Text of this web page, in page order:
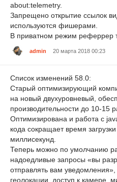
about:telemetry.
Запрещено открытие ссылок
используются фишерами.
В приватном режим реферрер
admin 20 марта 2018 00:23
Список изменений 58.0:
Старый оптимизирующий
на новый двухуровневый,
производительности до 10-15
Оптимизирована и работа с
кода сокращает время
миллисекунд.
Теперь можно по умолчанию
надоедливые запросы «вы
отправлять вам
геолокации, доступ к камере,